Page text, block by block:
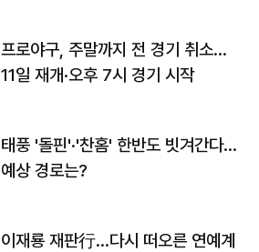
프로야구, 주말까지 전 경기 취소…
11일 재개·오후 7시 경기 시작
태풍 '돌핀'·'찬홈' 한반도 빗겨간다…
예상 경로는?
이재룡 재판行…다시 떠오른 연예계